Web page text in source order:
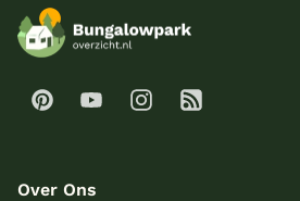
Over Ons